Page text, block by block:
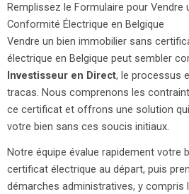
Remplissez le Formulaire pour Vendre
Conformité Électrique en Belgique
Vendre un bien immobilier sans
électrique en Belgique peut sembler
Investisseur en Direct, le processus
tracas. Nous comprenons les
ce certificat et offrons une solution
votre bien sans ces soucis initiaux.
Notre équipe évalue rapidement votre
certificat électrique au départ, puis
démarches administratives, y